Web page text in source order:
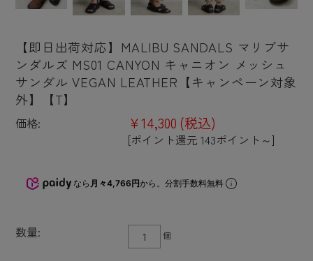
【即日出荷対応】MALIBU SANDALS マリブサ
ンダルズ MS01 CANYON キャニオン メッシュ
サンダル VEGAN LEATHER【キャンペーン対象
外】【T】
価格: ¥14,300 (税込)
[ポイント還元 143ポイント～]
なら 月々4,766円から。分割手数料無料
数量: 個